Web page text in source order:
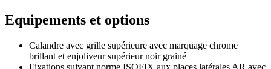
Equipements et options
Calandre avec grille supérieure avec marquage chrome
brillant et enjoliveur supérieur noir grainé